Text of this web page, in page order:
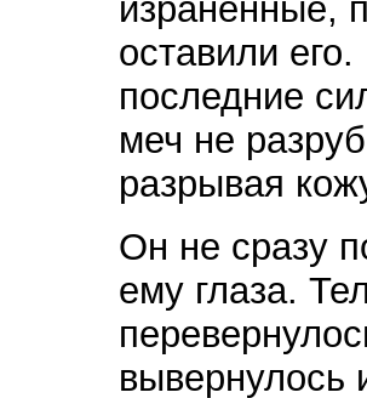
израненные,
оставили
последние
меч не
разрывая
Он не сразу
ему глаза.
вывернулось